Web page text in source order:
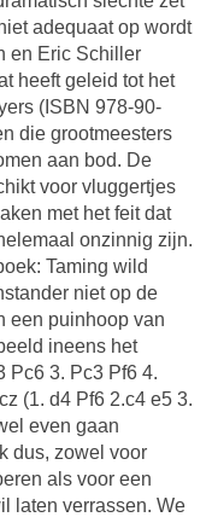
adequaat op wordt
en Eric Schiller
heeft geleid tot het
(ISBN 978-90-
die grootmeesters
aan bod. De
voor vluggertjes
met het feit dat
onzinnig zijn.
Taming wild
niet op de
een puinhoop van
ineens het
Pc6 3. Pc3 Pf6 4.
(1. d4 Pf6 2.c4 e5 3.
even gaan
dus, zowel voor
als voor een
laten verrassen. We